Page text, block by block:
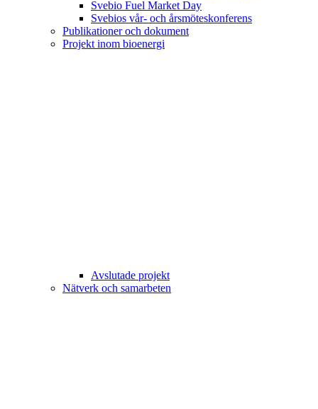
Svebio Fuel Market Day
Svebios vår- och årsmöteskonferens
Publikationer och dokument
Projekt inom bioenergi
Avslutade projekt
Nätverk och samarbeten